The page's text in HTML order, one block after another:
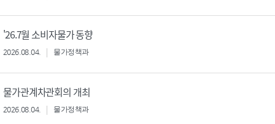
'26.7월 소비자물가 동향
2026.08.04. 물가정책과
물가관계차관회의 개최
2026.08.04. 물가정책과